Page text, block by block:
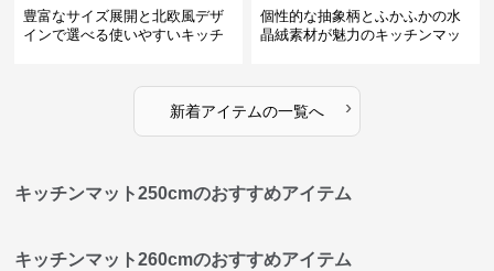
豊富なサイズ展開と北欧風デザ
インで選べる使いやすいキッチ
個性的な抽象柄とふかふかの水
晶絨素材が魅力のキッチンマッ
新着アイテムの一覧へ ›
キッチンマット250cmのおすすめアイテム
キッチンマット260cmのおすすめアイテム